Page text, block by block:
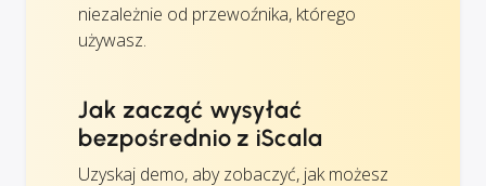
niezależnie od przewoźnika, którego
używasz.
Jak zacząć wysyłać
bezpośrednio z iScala
Uzyskaj demo, aby zobaczyć, jak możesz